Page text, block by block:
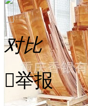
对比
举报